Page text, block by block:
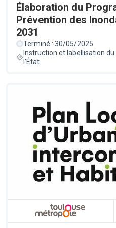
Élaboration du
Prévention des
2031
Terminé : 30/05/2025
Instruction et labellisation
l'État